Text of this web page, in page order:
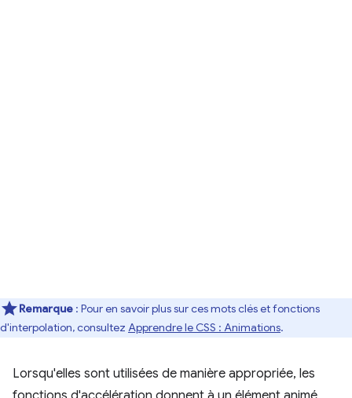
Remarque : Pour en savoir plus sur ces mots clés et fonctions
d'interpolation, consultez Apprendre le CSS : Animations.
Lorsqu'elles sont utilisées de manière appropriée, les